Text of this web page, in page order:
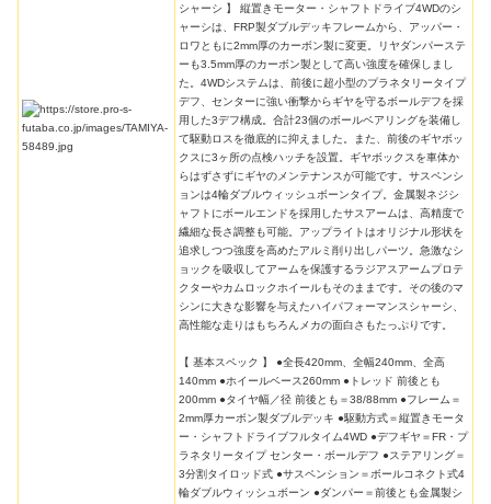
シャーシ 】 縦置きモーター・シャフトドライブ4WDのシ
ャーシは、FRP製ダブルデッキフレームから、アッパー・
ロワともに2mm厚のカーボン製に変更。リヤダンパーステ
ーも3.5mm厚のカーボン製として高い強度を確保しまし
た。4WDシステムは、前後に超小型のプラネタリータイプ
デフ、センターに強い衝撃からギヤを守るボールデフを採
用した3デフ構成。合計23個のボールベアリングを装備し
て駆動ロスを徹底的に抑えました。また、前後のギヤボッ
クスに3ヶ所の点検ハッチを設置。ギヤボックスを車体か
らはずさずにギヤのメンテナンスが可能です。サスペンシ
ョンは4輪ダブルウィッシュボーンタイプ。金属製ネジシ
ャフトにボールエンドを採用したサスアームは、高精度で
繊細な長さ調整も可能。アップライトはオリジナル形状を
追求しつつ強度を高めたアルミ削り出しパーツ。急激なシ
ョックを吸収してアームを保護するラジアスアームプロテ
クターやカムロックホイールもそのままです。その後のマ
シンに大きな影響を与えたハイパフォーマンスシャーシ、
高性能な走りはもちろんメカの面白さもたっぷりです。
【 基本スペック 】 ●全長420mm、全幅240mm、全高
140mm ●ホイールベース260mm ●トレッド 前後とも
200mm ●タイヤ幅／径 前後とも＝38/88mm ●フレーム＝
2mm厚カーボン製ダブルデッキ ●駆動方式＝縦置きモータ
ー・シャフトドライブフルタイム4WD ●デフギヤ＝FR・プ
ラネタリータイプ センター・ボールデフ ●ステアリング＝
3分割タイロッド式 ●サスペンション＝ボールコネクト式4
輪ダブルウィッシュボーン ●ダンパー＝前後とも金属製シ